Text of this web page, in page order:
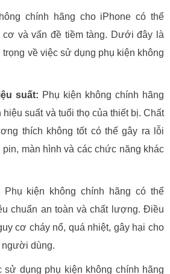
chính hãng cho iPhone có thể
cơ và vấn đề tiềm tàng. Dưới đây là
trọng về việc sử dụng phụ kiện không
suất: Phụ kiện không chính hãng
suất và tuổi thọ của thiết bị. Chất
thích không tốt có thể gây ra lỗi
pin, màn hình và các chức năng khác
Phụ kiện không chính hãng có thể
chuẩn an toàn và chất lượng. Điều
cơ cháy nổ, quá nhiệt, gây hại cho
người dùng.
sử dụng phụ kiện không chính hãng